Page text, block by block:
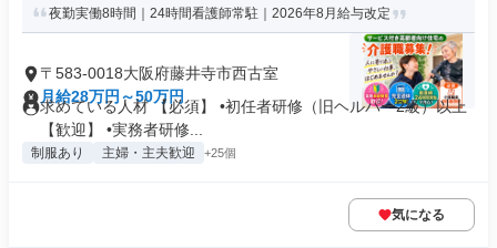
夜勤実働8時間｜24時間看護師常駐｜2026年8月給与改定
〒583-0018大阪府藤井寺市西古室
月給28万円～50万円
求めている人材 【必須】 •初任者研修（旧ヘルパー2級）以上
【歓迎】 •実務者研修...
制服あり 主婦・主夫歓迎 +25個
気になる